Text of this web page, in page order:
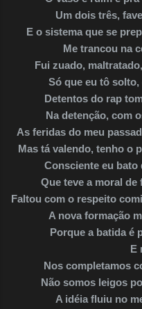
Um dois três,
E o sistema que se
Me trancou na
Fui zuado,
Só que eu tô
Detentos do rap
Na detenção, com
As feridas do meu
Mas tá valendo, tenho o
Consciente eu bato
Que teve a moral de
Faltou com o respeito
A nova formação
Porque a batida é
E
Nos completamos
Não somos leigos
A idéia fluiu no